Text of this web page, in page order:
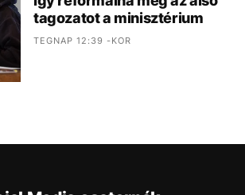
tagozatot a minisztérium
TEGNAP 12:39 -KOR